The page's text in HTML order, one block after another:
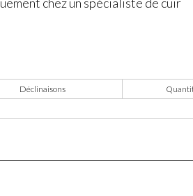
chez un spécialiste de cuir
Déclinaisons